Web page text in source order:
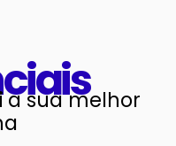
a sua melhor